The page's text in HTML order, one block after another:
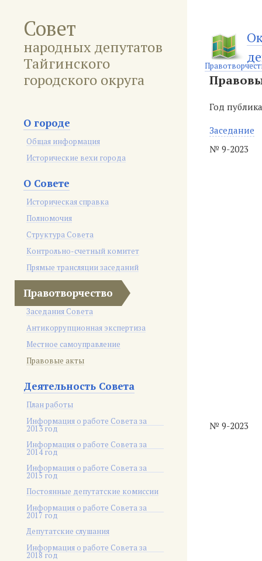
Совет
народных депутатов
Тайгинского
городского округа
О городе
Общая информация
Исторические вехи города
О Совете
Историческая справка
Полномочия
Структура Совета
Контрольно-счетный комитет
Прямые трансляции заседаний
Правотворчество
Заседания Совета
Антикоррупционная экспертиза
Местное самоуправление
Правовые акты
Деятельность Совета
План работы
Информация о работе Совета за
2013 год
Информация о работе Совета за
2014 год
Информация о работе Совета за
2015 год
Постоянные депутатские комиссии
Информация о работе Совета за
2017 год
Депутатские слушания
Информация о работе Совета за
2018 год
Год
Заседание
№ 9-2023
№ 9-2023